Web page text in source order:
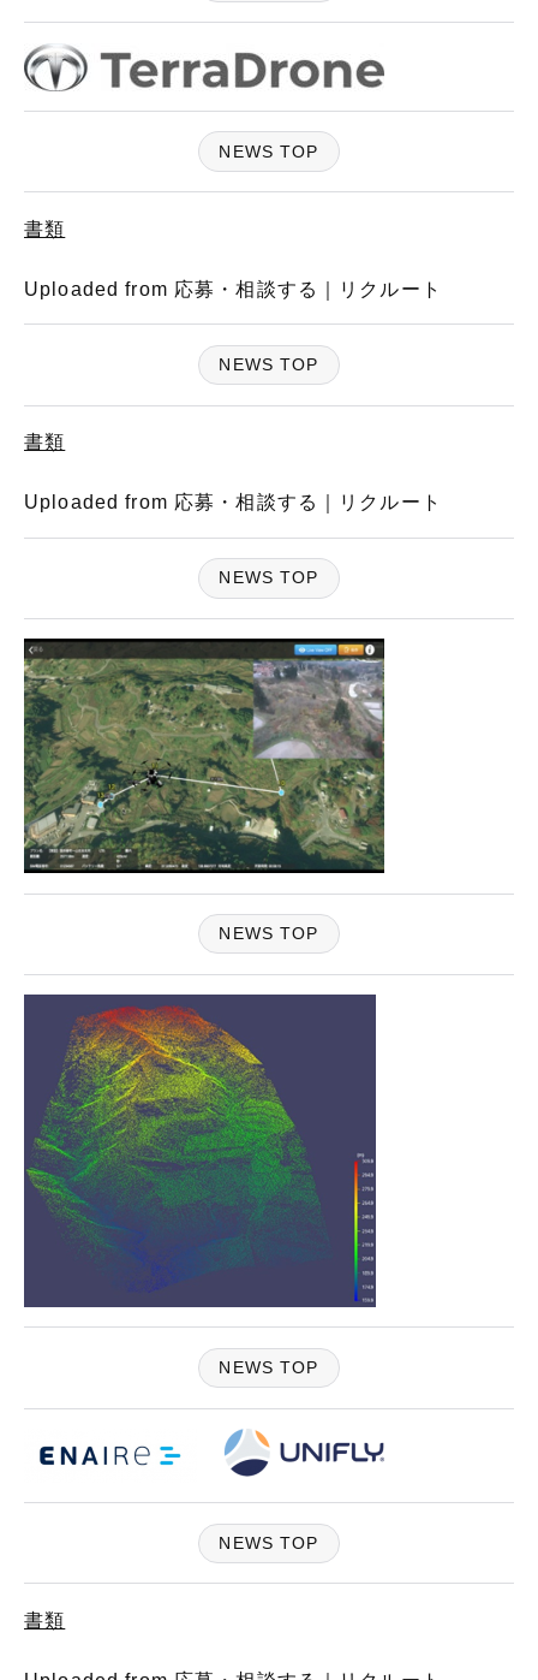
NEWS TOP
書類
Uploaded from 応募・相談する｜リクルート
NEWS TOP
書類
Uploaded from 応募・相談する｜リクルート
NEWS TOP
NEWS TOP
NEWS TOP
NEWS TOP
書類